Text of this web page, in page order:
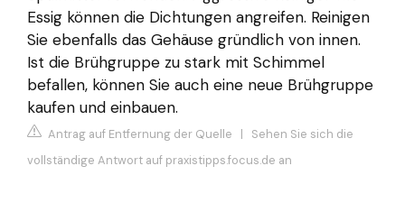
Essig können die Dichtungen angreifen. Reinigen
Sie ebenfalls das Gehäuse gründlich von innen.
Ist die Brühgruppe zu stark mit Schimmel
befallen, können Sie auch eine neue Brühgruppe
kaufen und einbauen.
Antrag auf Entfernung der Quelle | Sehen Sie sich die
vollständige Antwort auf praxistipps.focus.de an